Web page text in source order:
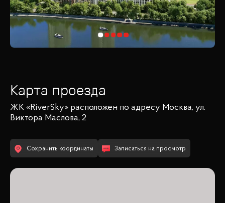
Карта проезда
ЖК «RiverSky» расположен по адресу Москва, ул.
Виктора Маслова, 2
Сохранить координаты Записаться на просмотр